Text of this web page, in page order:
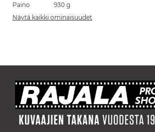
Paino
930 g
Näytä kaikki ominaisuudet